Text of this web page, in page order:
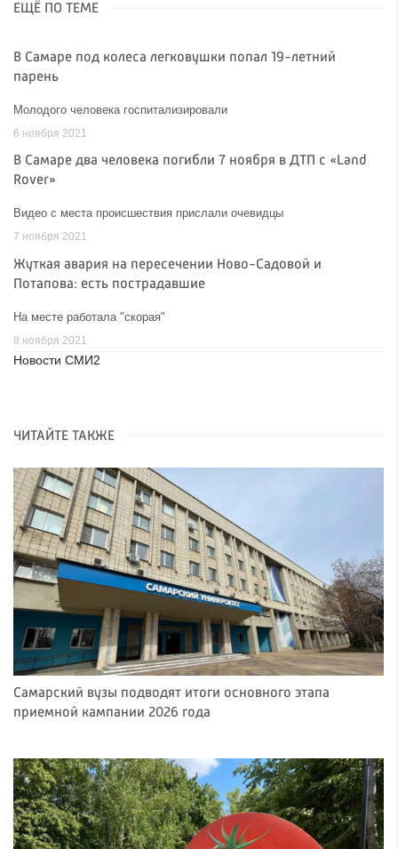
ЕЩЁ ПО ТЕМЕ
В Самаре под колеса легковушки попал 19-летний
парень
Молодого человека госпитализировали
6 ноября 2021
В Самаре два человека погибли 7 ноября в ДТП с «Land
Rover»
Видео с места происшествия прислали очевидцы
7 ноября 2021
Жуткая авария на пересечении Ново-Садовой и
Потапова: есть пострадавшие
На месте работала "скорая"
8 ноября 2021
Новости СМИ2
ЧИТАЙТЕ ТАКЖЕ
Самарский вузы подводят итоги основного этапа
приемной кампании 2026 года